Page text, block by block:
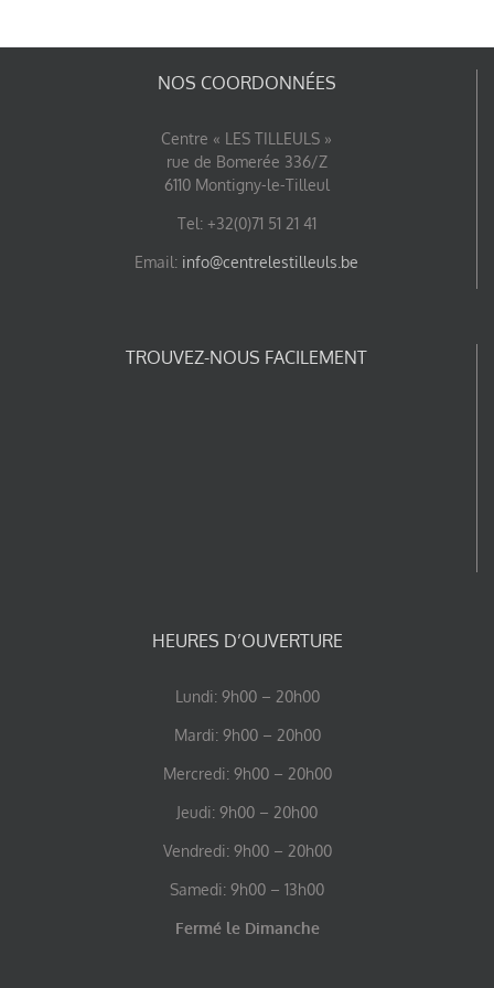
NOS COORDONNÉES
Centre « LES TILLEULS »
rue de Bomerée 336/Z
6110 Montigny-le-Tilleul
Tel: +32(0)71 51 21 41
Email: info@centrelestilleuls.be
TROUVEZ-NOUS FACILEMENT
HEURES D’OUVERTURE
Lundi: 9h00 – 20h00
Mardi: 9h00 – 20h00
Mercredi: 9h00 – 20h00
Jeudi: 9h00 – 20h00
Vendredi: 9h00 – 20h00
Samedi: 9h00 – 13h00
Fermé le Dimanche